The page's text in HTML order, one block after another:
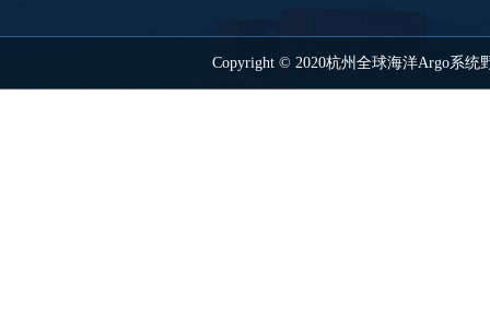
Copyright © 2020杭州全球海洋Argo系